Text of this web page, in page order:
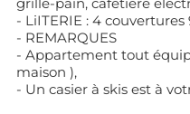
- LiITERIE : 4
- REMARQUES
- Appartement tout
maison ),
- Un casier à skis est à